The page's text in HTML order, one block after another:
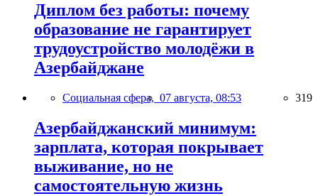
Диплом без работы: почему
образование не гарантирует
трудоустройство молодёжи в
Азербайджане
Социальная сфера, 07 августа, 08:53 319
Азербайджанский минимум:
зарплата, которая покрывает
выживание, но не
самостоятельную жизнь